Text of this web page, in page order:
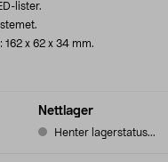
Nettlager
Henter lagerstatus...
lister.
162 x 62 x 34 mm.